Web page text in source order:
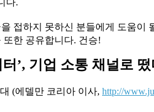
다.
접하지 못하신 분들에게 도움이
또한 공유합니다. 건승!
’, 기업 소통 채널로 떴
(에델만 코리아 이사, http://